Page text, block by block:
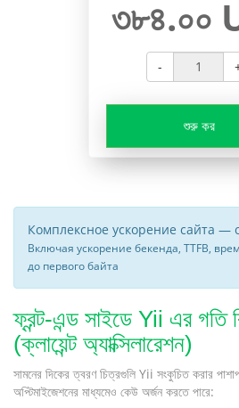
৩৮৪.০০
-
শুরু কর
Комплексное ускорение сайта —
Включая ускорение бекенда, TTFB,
до первого байта
ফ্রন্ট-এন্ড সাইডে Yii এর গতি
(ক্লায়েন্ট অ্যাক্সিলারেশন)
সামনের দিকের ত্বরণ চিত্রগুলি Yii সংকুচিত করার
অপ্টিমাইজেশনের মাধ্যমেও কেউ অর্জন করতে পারে: